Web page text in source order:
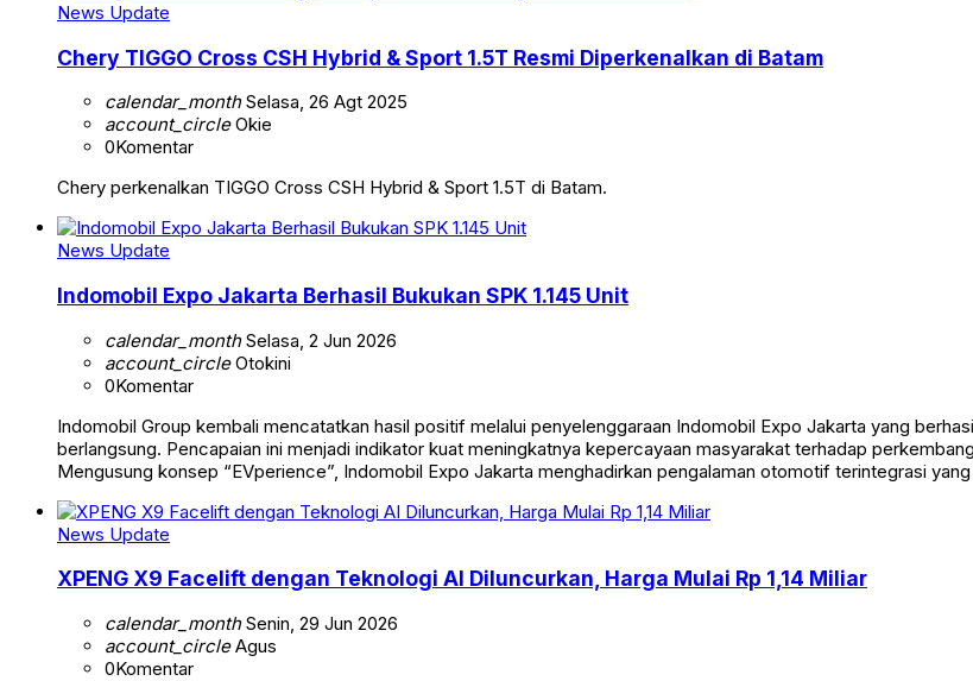
News Update
Chery TIGGO Cross CSH Hybrid & Sport 1.5T Resmi Diperkenalkan di Batam
calendar_monthSelasa, 26 Agt 2025
account_circleOkie
0Komentar
Chery perkenalkan TIGGO Cross CSH Hybrid & Sport 1.5T di Batam.
News Update
Indomobil Expo Jakarta Berhasil Bukukan SPK 1.145 Unit
calendar_monthSelasa, 2 Jun 2026
account_circleOtokini
0Komentar
Indomobil Group kembali mencatatkan hasil positif melalui penyelenggaraan Indomobil Expo Jakarta yang
berlangsung. Pencapaian ini menjadi indikator kuat meningkatnya kepercayaan masyarakat terhadap
Mengusung konsep “EVperience”, Indomobil Expo Jakarta menghadirkan pengalaman otomotif terintegrasi
News Update
XPENG X9 Facelift dengan Teknologi AI Diluncurkan, Harga Mulai Rp 1,14 Miliar
calendar_monthSenin, 29 Jun 2026
account_circleAgus
0Komentar